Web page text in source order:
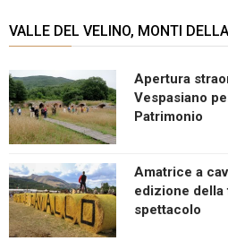
VALLE DEL VELINO, MONTI
Apertura
Vespasiano
Patrimonio
Amatrice a
edizione della
spettacolo